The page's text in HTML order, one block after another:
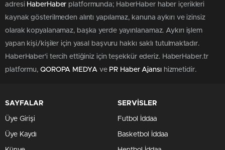
adresi HaberHaber platformunda; HaberHaber haber içerikleri
kaynak gösterilmeden alıntı yapılamaz, kanuna aykırı ve izinsiz
olarak kopyalanamaz, başka yerde yayınlanamaz. Aykırı işlem
yapan kişi/kişiler için yasal başvuru hakkı saklı tutulmaktadır.
HaberHaber'i tercih ettiğiniz için teşekkür ederiz. HaberHaber.tr
platformu, QOROPA MEDYAve PR Haber Ajansıhizmetidir.
SAYFALAR
Üye Girişi
Üye Kaydı
SERVİSLER
Futbol İddaa
Basketbol İddaa